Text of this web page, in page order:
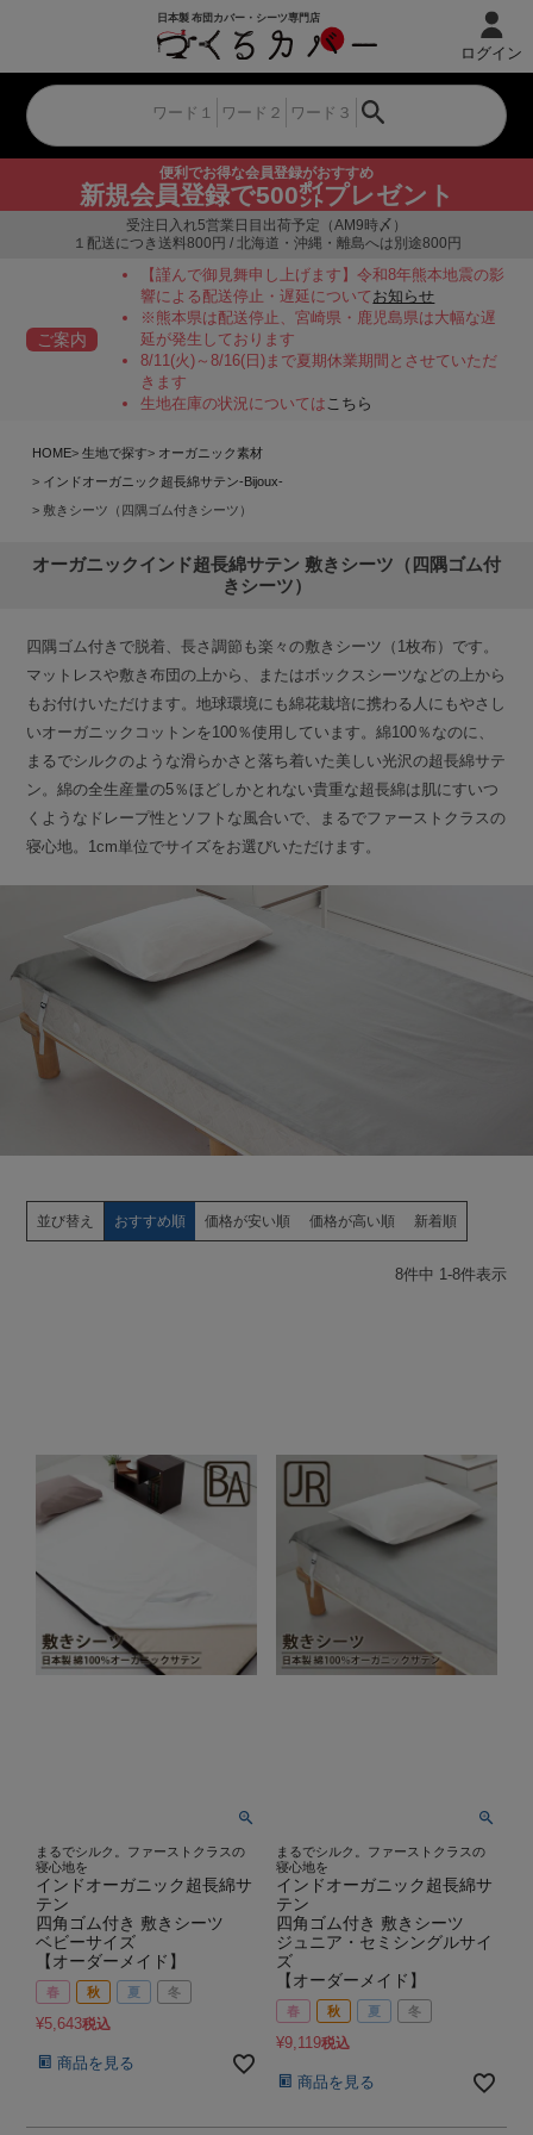
便利でお得な会員登録がおすすめ
新規会員登録で500㌽プレゼント
ログイン
受注日入れ5営業日目出荷予定（AM9時〆）
１配送につき送料800円 / 北海道・沖縄・離島へは別途800円
ご案内
【謹んで御見舞申し上げます】令和8年熊本地震の影
響による配送停止・遅延についてお知らせ
※熊本県は配送停止、宮崎県・鹿児島県は大幅な遅
延が発生しております
8/11(火)～8/16(日)まで夏期休業期間とさせていただ
きます
生地在庫の状況についてはこちら
HOME 生地で探す
オーガニック素材
インドオーガニック超長綿サテン-Bijoux-
敷きシーツ（四隅ゴム付きシーツ）
オーガニックインド超長綿サテン 敷きシーツ（四隅ゴム付
きシーツ）
四隅ゴム付きで脱着、長さ調節も楽々の敷きシーツ（1枚布）です。
マットレスや敷き布団の上から、またはボックスシーツなどの上から
もお付けいただけます。地球環境にも綿花栽培に携わる人にもやさし
いオーガニックコットンを100％使用しています。綿100％なのに、
まるでシルクのような滑らかさと落ち着いた美しい光沢の超長綿サテ
ン。綿の全生産量の5％ほどしかとれない貴重な超長綿は肌にすいつ
くようなドレープ性とソフトな風合いで、まるでファーストクラスの
寝心地。1cm単位でサイズをお選びいただけます。
並び替え おすすめ順 価格が安い順 価格が高い順 新着順
8件中 1-8件表示
まるでシルク。ファーストクラスの
寝心地を
インドオーガニック超長綿サ
テン
四角ゴム付き 敷きシーツ
ベビーサイズ
【オーダーメイド】
春 秋 夏 冬
¥5,643税込
商品を見る
まるでシルク。ファーストクラスの
寝心地を
インドオーガニック超長綿サ
テン
四角ゴム付き 敷きシーツ
ジュニア・セミシングルサイ
ズ
【オーダーメイド】
春 秋 夏 冬
¥9,119税込
商品を見る